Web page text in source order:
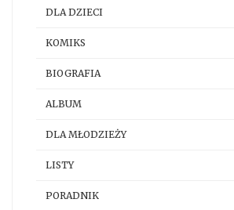
DLA DZIECI
KOMIKS
BIOGRAFIA
ALBUM
DLA MŁODZIEŻY
LISTY
PORADNIK